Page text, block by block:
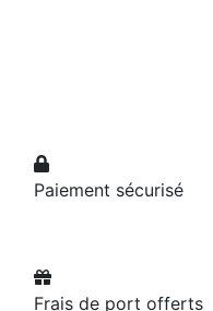
Paiement sécurisé
Frais de port offerts